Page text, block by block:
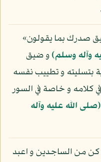
صدرك بما يقولون»
وآله وسلم)و ضيق
بتسليته و تطييب نفسه
كلامه و خاصة في السور
(صلى الله عليه وآله
من الساجدين و اعبد